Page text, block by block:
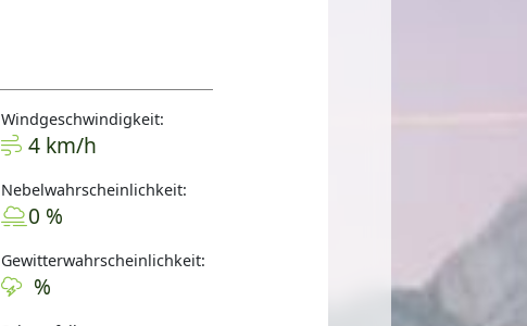
Windgeschwindigkeit:
4 km/h
Nebelwahrscheinlichkeit:
0 %
Gewitterwahrscheinlichkeit:
%